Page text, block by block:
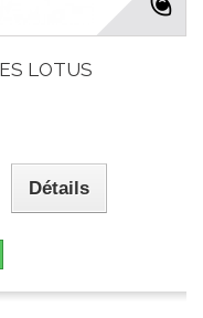
LOTUS
Détails